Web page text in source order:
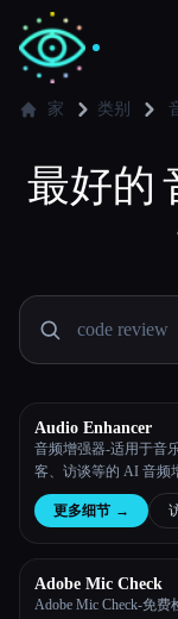
✍️写作者
🎓 学生
博客
比较工具
所有分类
家 类别
最好的
Audio Enhancer
音频增强器-适用于音
客、访谈等的 AI 音频
更多细节 →
Adobe Mic Check
Adobe Mic Check-免费